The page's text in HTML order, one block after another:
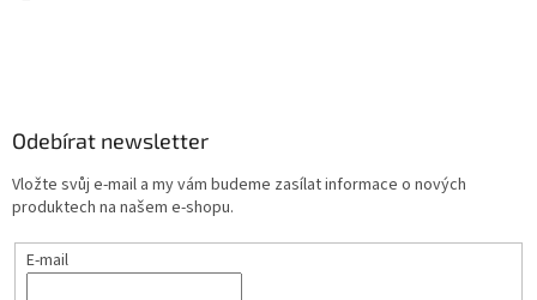
Odebírat newsletter
Vložte svůj e-mail a my vám budeme zasílat informace o nových
produktech na našem e-shopu.
E-mail